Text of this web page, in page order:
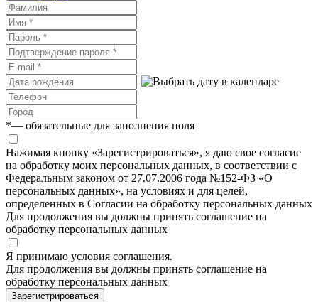
*— обязательные для заполнения поля
Нажимая кнопку «Зарегистрироваться», я даю свое согласие
на обработку моих персональных данных, в соответствии с
Федеральным законом от 27.07.2006 года №152-ФЗ «О
персональных данных», на условиях и для целей,
определенных в Согласии на обработку персональных данных
Для продолжения вы должны принять соглашение на
обработку персональных данных
Я принимаю условия соглашения.
Для продолжения вы должны принять соглашение на
обработку персональных данных
Зарегистрироваться